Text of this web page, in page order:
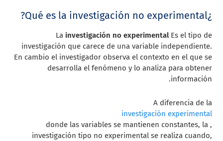
¿Qué es la investigación no experimental?
La investigación no experimentalEs el tipo de
investigación que carece de una variable independiente.
En cambio el investigador observa el contexto en el que se
desarrolla el fenómeno y lo analiza para obtener
información.
A diferencia de la
investigación experimental
, donde las variables se mantienen constantes, la
investigación tipo no experimental se realiza cuando,